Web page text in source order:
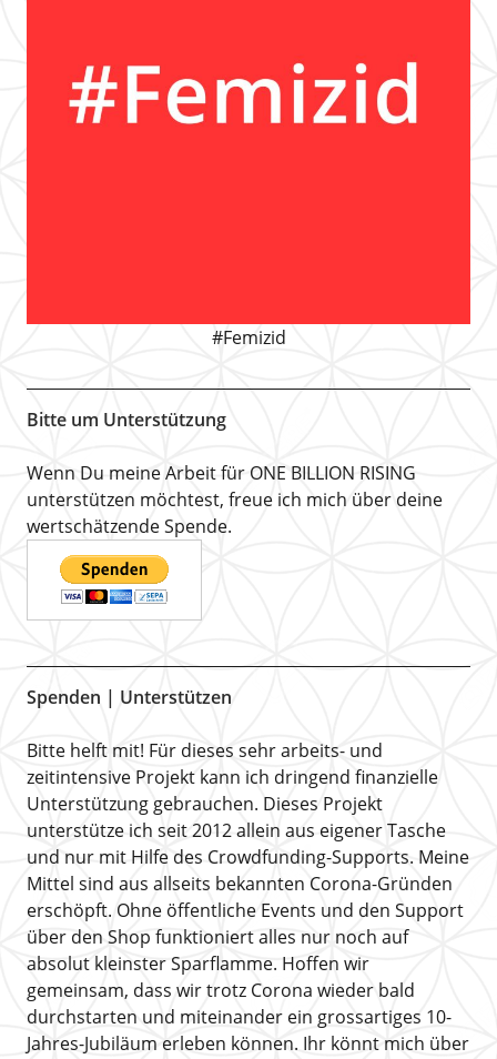
#Femizid
Bitte um Unterstützung
Wenn Du meine Arbeit für ONE BILLION RISING
unterstützen möchtest, freue ich mich über deine
wertschätzende Spende.
Spenden | Unterstützen
Bitte helft mit! Für dieses sehr arbeits- und
zeitintensive Projekt kann ich dringend finanzielle
Unterstützung gebrauchen. Dieses Projekt
unterstütze ich seit 2012 allein aus eigener Tasche
und nur mit Hilfe des Crowdfunding-Supports. Meine
Mittel sind aus allseits bekannten Corona-Gründen
erschöpft. Ohne öffentliche Events und den Support
über den Shop funktioniert alles nur noch auf
absolut kleinster Sparflamme. Hoffen wir
gemeinsam, dass wir trotz Corona wieder bald
durchstarten und miteinander ein grossartiges 10-
Jahres-Jubiläum erleben können. Ihr könnt mich über